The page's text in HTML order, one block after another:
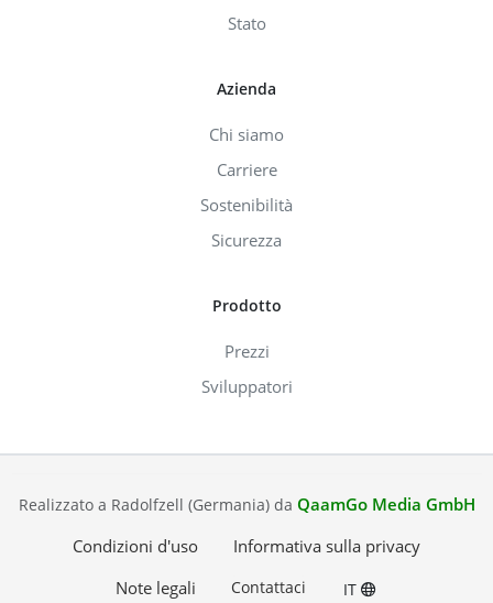
Stato
Azienda
Chi siamo
Carriere
Sostenibilità
Sicurezza
Prodotto
Prezzi
Sviluppatori
Realizzato a Radolfzell (Germania) da QaamGo Media GmbH
Condizioni d'uso
Informativa sulla privacy
Note legali
Contattaci IT